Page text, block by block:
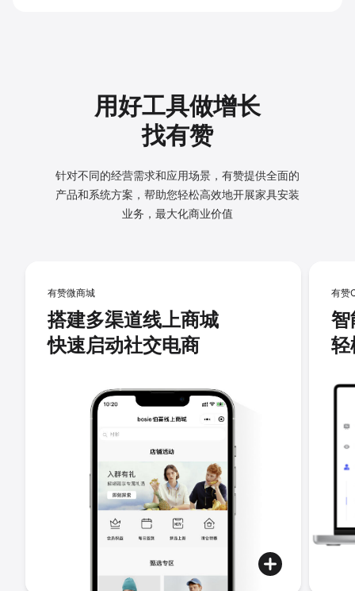
用好工具做增长
找有赞
针对不同的经营需求和应用场景，有赞提供全面的
产品和系统方案， 帮助您轻松高效地开展家具安装
业务，最大化商业价值
有赞微商城
搭建多渠道线上商城
快速启动社交电商
有赞
智
轻